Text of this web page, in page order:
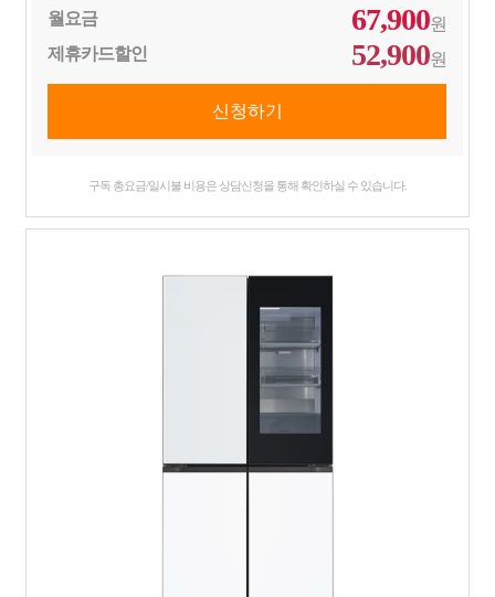
월요금 67,900원
제휴카드할인
52,900원
구독 총요금/일시불 비용은 상담신청을 통해 확인하실 수 있습니다.